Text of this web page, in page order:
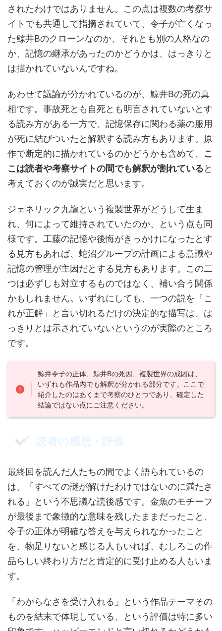
されたわけではありません。この点は複数の考察サ
イトでも共通して指摘されていて、令子が亡くなっ
た鯨井Bのクローンなのか、それとも別の人格なの
か、記憶の継承があったのかどうかは、はっきりと
は描かれていないんですね。
あわせて議論が分かれているのが、鯨井Bの死の真
相です。事故死とも自死とも明言されていないとす
る読み方がある一方で、記憶保存に関わる薬の服用
が死に結びついたと解釈する読み方もあります。原
作で断定的に描かれているのかどうかも含めて、 こ
こは読者や考察サイトの間でも解釈が割れていると
考えておくのが誠実だと思います。
ジェネリック九龍という複製世界がどうして生ま
れ、何によって維持されていたのか、という点も同
様です。工藤の記憶や後悔がきっかけになったとす
る見方もあれば、蛇沼グループの計画による意識や
記憶の管理が主因だとする見方もあります。この二
つは必ずしも対立するものではなく、補い合う関係
かもしれません。いずれにしても、一つの説を「こ
れが正解」と言い切れるだけの決定的な描写は、は
っきりとは示されていないというのが実際のところ
です。
鯨井令子の正体、鯨井Bの死因、複製世界の成因は、
いずれも作品内でも解釈が分かれる部分です。ここで
紹介したのはあくまで考察のひとつであり、確定した
結論ではない点にご注意ください。
読者の感想・評価
最終回を読んだ人たちの間でよく語られているの
は、「すべての謎が解けたわけではないのに満たさ
れる」という不思議な読後感です。金魚のモチーフ
が最後まで象徴的な意味を残したままだったこと、
令子の正体が明確な答えを与えられなかったこと
を、物足りないと感じる人もいれば、むしろこの作
品らしい終わり方だと肯定的に受け止める人もいま
す。
「わからなさを受け入れる」という作品テーマその
ものを結末で体現している、という評価は特に多い